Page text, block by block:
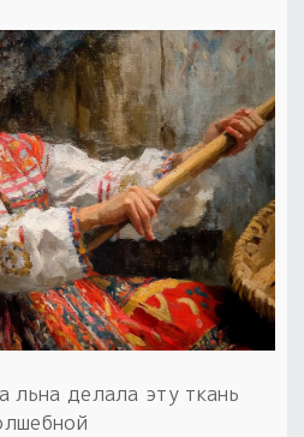
льна делала эту ткань